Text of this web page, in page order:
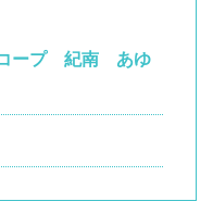
コープ 紀南 あゆ